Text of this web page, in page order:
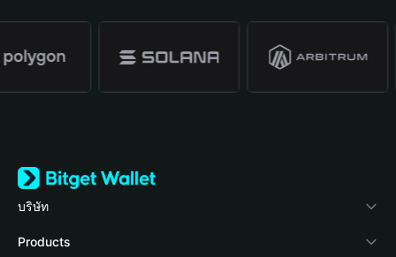
บริษัท
เกี่ยวกับ Bitget Wallet
Products